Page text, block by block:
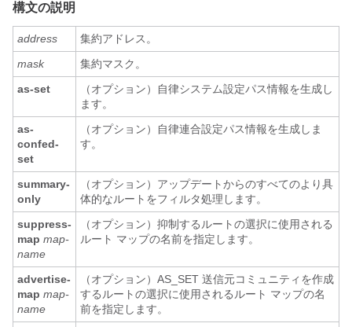
構文の説明
address
集約アドレス。
mask
集約マスク。
as-set
（オプション）自律システム設定パス情報を生成し
ます。
as-
confed-
set
（オプション）自律連合設定パス情報を生成しま
す。
summary-
only
（オプション）アップデートからのすべてのより具
体的なルートをフィルタ処理します。
suppress-
map map-
name
（オプション）抑制するルートの選択に使用される
ルート マップの名前を指定します。
advertise-
map map-
name
（オプション）AS_SET 送信元コミュニティを作成
するルートの選択に使用されるルート マップの名
前を指定します。